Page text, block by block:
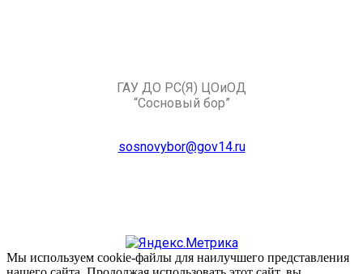
ГАУ ДО РС(Я) ЦОиОД
“Сосновый бор”
sosnovybor@gov14.ru
Мы используем cookie-файлы для наилучшего представления